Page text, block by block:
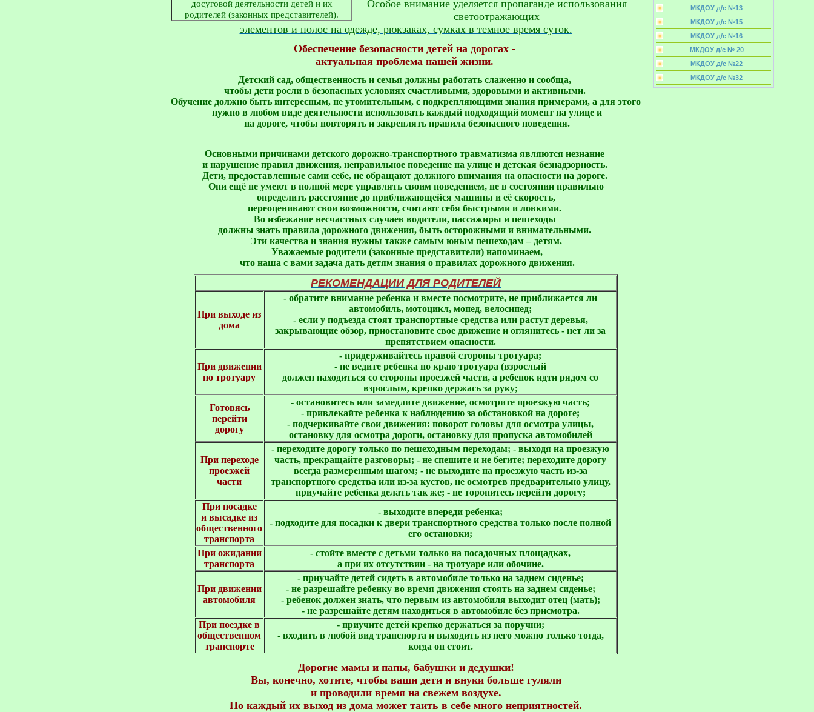
досуговой деятельности детей и их
родителей (законных представителей).
Особое внимание уделяется пропаганде использования
светоотражающих
элементов и полос на одежде, рюкзаках, сумках в темное время суток.
Обеспечение безопасности детей на дорогах -
актуальная проблема нашей жизни.
Детский сад, общественность и семья должны работать слаженно и сообща,
чтобы дети росли в безопасных условиях счастливыми, здоровыми и активными.
Обучение должно быть интересным, не утомительным, с подкрепляющими знания примерами, а для этого
нужно в любом виде деятельности использовать каждый подходящий момент на улице и
на дороге, чтобы повторять и закреплять правила безопасного поведения.
Основными причинами детского дорожно-транспортного травматизма являются незнание
и нарушение правил движения, неправильное поведение на улице и детская безнадзорность.
Дети, предоставленные сами себе, не обращают должного внимания на опасности на дороге.
Они ещё не умеют в полной мере управлять своим поведением, не в состоянии правильно
определить расстояние до приближающейся машины и её скорость,
переоценивают свои возможности, считают себя быстрыми и ловкими.
Во избежание несчастных случаев водители, пассажиры и пешеходы
должны знать правила дорожного движения, быть осторожными и внимательными.
Эти качества и знания нужны также самым юным пешеходам – детям.
Уважаемые родители (законные представители) напоминаем,
что наша с вами задача дать детям знания о правилах дорожного движения.
РЕКОМЕНДАЦИИ ДЛЯ РОДИТЕЛЕЙ
При выходе из
дома
- обратите внимание ребенка и вместе посмотрите, не приближается ли
автомобиль, мотоцикл, мопед, велосипед;
- если у подъезда стоят транспортные средства или растут деревья,
закрывающие обзор, приостановите свое движение и оглянитесь - нет ли за
препятствием опасности.
При движении
по тротуару
- придерживайтесь правой стороны тротуара;
- не ведите ребенка по краю тротуара (взрослый
должен находиться со стороны проезжей части, а ребенок идти рядом со
взрослым, крепко держась за руку;
Готовясь
перейти
дорогу
- остановитесь или замедлите движение, осмотрите проезжую часть;
- привлекайте ребенка к наблюдению за обстановкой на дороге;
- подчеркивайте свои движения: поворот головы для осмотра улицы,
остановку для осмотра дороги, остановку для пропуска автомобилей
При переходе
проезжей
части
- переходите дорогу только по пешеходным переходам; - выходя на проезжую
часть, прекращайте разговоры; - не спешите и не бегите; переходите дорогу
всегда размеренным шагом; - не выходите на проезжую часть из-за
транспортного средства или из-за кустов, не осмотрев предварительно улицу,
приучайте ребенка делать так же; - не торопитесь перейти дорогу;
При посадке
и высадке из
общественного
транспорта
- выходите впереди ребенка;
- подходите для посадки к двери транспортного средства только после полной
его остановки;
При ожидании
транспорта
- стойте вместе с детьми только на посадочных площадках,
а при их отсутствии - на тротуаре или обочине.
При движении
автомобиля
- приучайте детей сидеть в автомобиле только на заднем сиденье;
- не разрешайте ребенку во время движения стоять на заднем сиденье;
- ребенок должен знать, что первым из автомобиля выходит отец (мать);
- не разрешайте детям находиться в автомобиле без присмотра.
При поездке в
общественном
транспорте
- приучите детей крепко держаться за поручни;
- входить в любой вид транспорта и выходить из него можно только тогда,
когда он стоит.
Дорогие мамы и папы, бабушки и дедушки!
Вы, конечно, хотите, чтобы ваши дети и внуки больше гуляли
и проводили время на свежем воздухе.
Но каждый их выход из дома может таить в себе много неприятностей.
МКДОУ д/с №13
МКДОУ д/с №15
МКДОУ д/с №16
МКДОУ д/с № 20
МКДОУ д/с №22
МКДОУ д/с №32